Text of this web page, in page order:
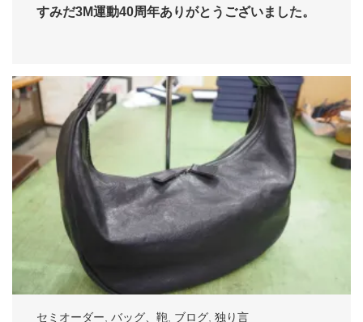
すみだ3M運動40周年ありがとうございました。
セミオーダー バッグ、鞄 ブログ 独り言